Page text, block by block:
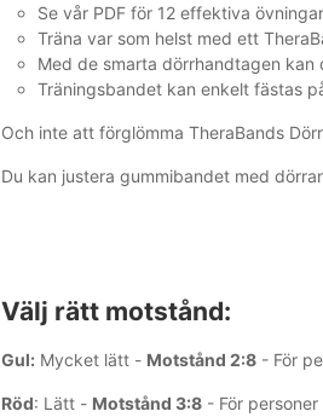
Se vår PDF för 12 effektiva
Träna var som helst med ett
Med de smarta dörrhandtagen
Träningsbandet kan enkelt fästas
Och inte att förglömma TheraBands
Du kan justera gummibandet med
Välj rätt motstånd:
Gul: Mycket lätt - Motstånd 2:8 - För
Röd: Lätt - Motstånd 3:8 - För